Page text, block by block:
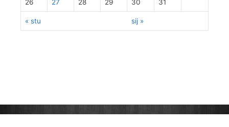
« stu sij »
26 27 28 29 30 31